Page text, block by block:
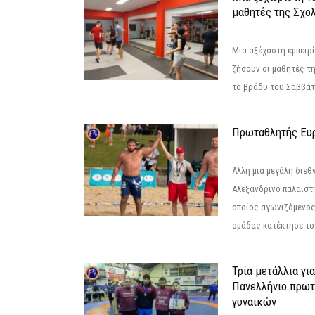
μαθητές της
Μια αξέχαστη
ζήσουν οι μαθητές
το βράδυ του
Πρωταθλητής
Άλλη μια μεγάλη
Αλεξανδρινό
οποίος
ομάδας κατέκτησε
Τρία μετάλλια
Πανελλήνιο
γυναικών